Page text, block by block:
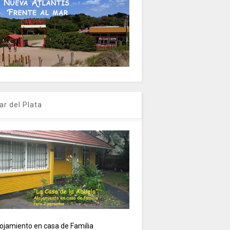
del Plata
en casa de Familia